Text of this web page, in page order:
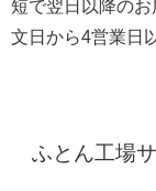
短で翌日以降の
文日から4営業日
ふとん工場